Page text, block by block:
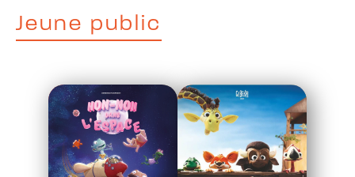
Jeune public